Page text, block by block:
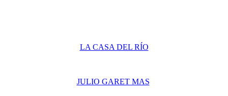
LA CASA DEL RÍO
JULIO GARET MAS